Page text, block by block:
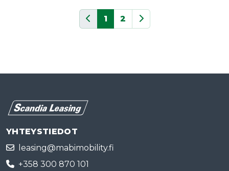
1 2
YHTEYSTIEDOT
leasing@mabimobility.fi
+358 300 870 101